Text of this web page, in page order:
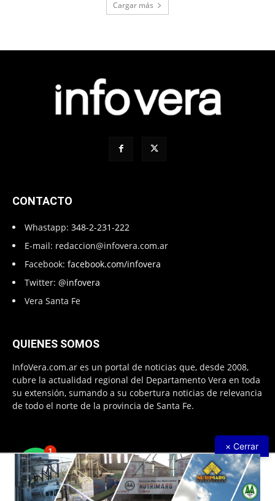
Cargar más
CONTACTO
Whastapp: 348-2-231-222
E-mail: redaccion@infovera.com.ar
Facebook: facebook.com/infovera
Twitter: @infovera
Vera Santa Fe
QUIENES SOMOS
InfoVera.com.ar es un portal de noticias que, desde 2008,
cubre la actualidad regional del Departamento Vera en toda
su extensión, sumando a su cobertura noticias de relevancia
de todo el norte de la provincia de Santa Fe.
Todos Los Derechos Reservados © 2008 – 2026. Infovera.com.ar -
Powered byPG Multimedias
× Cerrar
1